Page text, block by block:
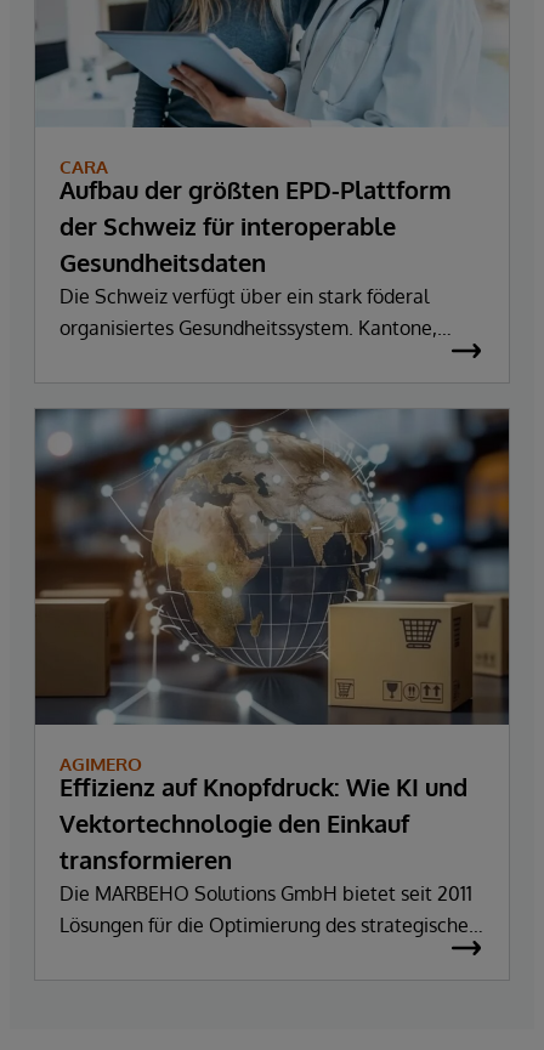
CARA
Aufbau der größten EPD-Plattform
der Schweiz für interoperable
Gesundheitsdaten
Die Schweiz verfügt über ein stark föderal
organisiertes Gesundheitssystem. Kantone,
Spitäler, Praxen und weitere Leistungserbringer
organisatorischen Strukturen und technischen
Voraussetzungen.
AGIMERO
Effizienz auf Knopfdruck: Wie KI und
Vektortechnologie den Einkauf
transformieren
Die MARBEHO Solutions GmbH bietet seit 2011
Lösungen für die Optimierung des strategischen
Einkaufs, der Logistik und der Supply Chain. Im